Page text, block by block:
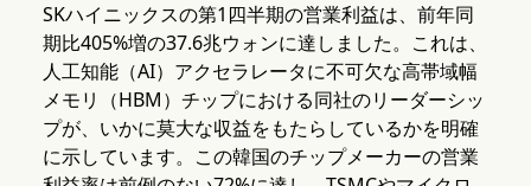
SKハイニックスの第1四半期の営業利益は、前年同
期比405%増の37.6兆ウォンに達しました。これは、
人工知能（AI）アクセラレータに不可欠な高帯域幅
メモリ（HBM）チップにおける同社のリーダーシッ
プが、いかに莫大な収益をもたらしているかを明確
に示しています。この韓国のチップメーカーの営業